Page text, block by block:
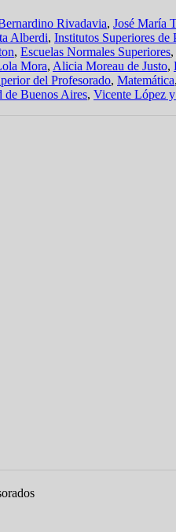
Rivadavia, José María
Alberdi, Institutos Superiores de
, Escuelas Normales Superiores,
Mora, Alicia Moreau de Justo,
del Profesorado, Matemática,
de Buenos Aires, Vicente López